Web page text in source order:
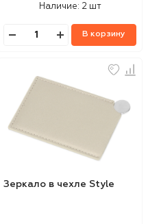
Наличие: 2 шт
В корзину
Зеркало в чехле Style